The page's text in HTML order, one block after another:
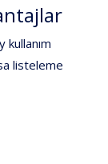
kullanım
listeleme